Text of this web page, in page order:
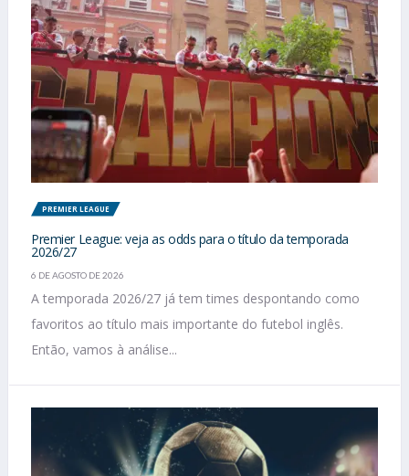
PREMIER LEAGUE
Premier League: veja as odds para o título da temporada
2026/27
6 DE AGOSTO DE 2026
A temporada 2026/27 já tem times despontando como
favoritos ao título mais importante do futebol inglês.
Então, vamos à análise...